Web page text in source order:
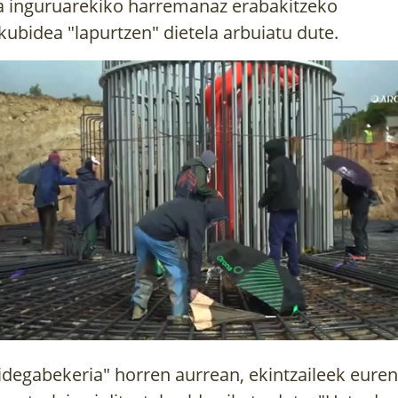
inguruarekiko harremanaz erabakitzeko
"lapurtzen" dietela arbuiatu dute.
horren aurrean, ekintzaileek euren
sortzeko
ETXEKO LANDAREAK
Etxe barruko, balkoiko eta
lorategiko 92 landare hobeto
zaintzeko...
DAKITENA
45
propietateak
osasunaren
erabiltzeko